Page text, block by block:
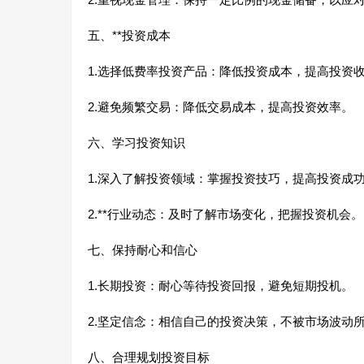
五、**投资成本
1.选择低费率投资产品：降低投资成本，提高投资收
2.避免频繁交易：降低交易成本，提高投资效率。
六、学习投资知识
1.深入了解投资领域：掌握投资技巧，提高投资成功
2.**行业动态：及时了解市场变化，把握投资机会。
七、保持耐心和信心
1.长期投资：耐心等待投资回报，避免短期投机。
2.坚定信念：相信自己的投资决策，不被市场波动所
八、合理规划投资目标